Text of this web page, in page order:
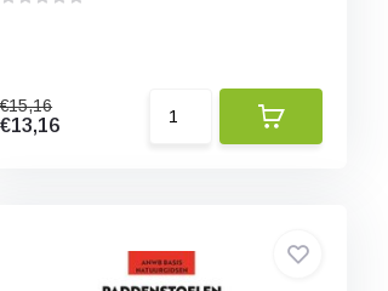
€15,16
€13,16